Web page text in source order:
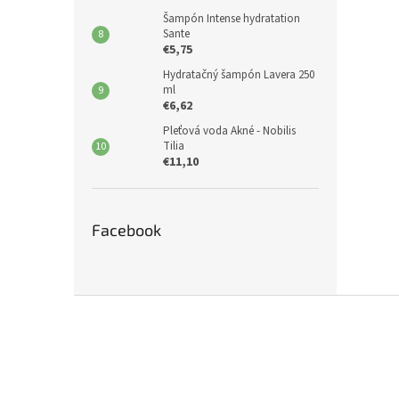
Šampón Intense hydratation
Sante
€5,75
Hydratačný šampón Lavera 250
ml
€6,62
Pleťová voda Akné - Nobilis
Tilia
€11,10
Facebook